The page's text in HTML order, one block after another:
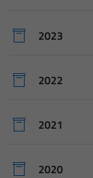
2023
2022
2021
2020